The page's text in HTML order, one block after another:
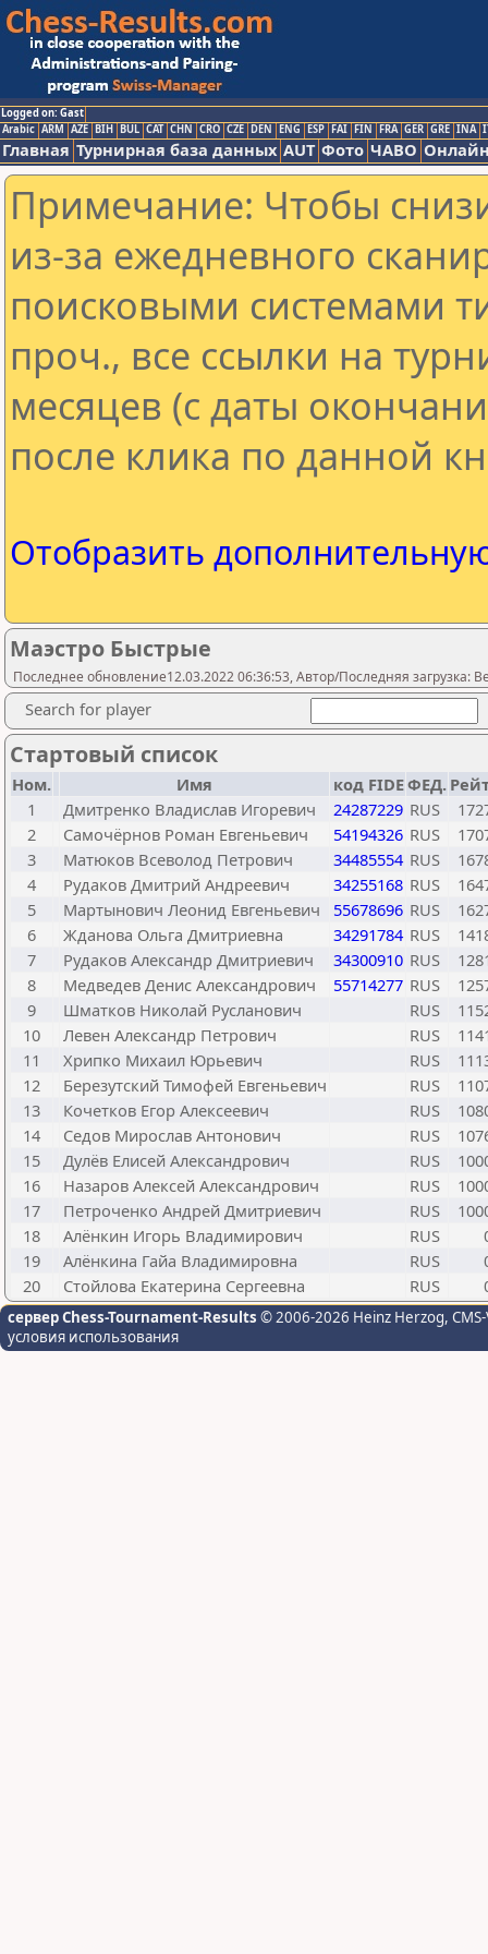
Logged on: Gast
Arabic ARM AZE BIH BUL CAT CHN CRO CZE DEN ENG ESP FAI FIN FRA GER GRE INA
Главная Турнирная база данных AUT Фото ЧАВО
Примечание: Чтобы
из-за ежедневного
поисковыми системами
проч., все ссылки на
месяцев (с даты
после клика по данной
Отобразить
Маэстро Быстрые
Последнее обновление12.03.2022 06:36:53, Автор/Последняя загрузка:
Search for player
Стартовый список
Ном. Имя код FIDEФЕД.
1
Дмитренко Владислав Игоревич 24287229 RUS
2
Самочёрнов Роман Евгеньевич 54194326 RUS
3
Матюков Всеволод Петрович 34485554 RUS
4
Рудаков Дмитрий Андреевич 34255168 RUS
5
Мартынович Леонид Евгеньевич 55678696 RUS
6
Жданова Ольга Дмитриевна 34291784 RUS
7
Рудаков Александр Дмитриевич 34300910 RUS
8
Медведев Денис Александрович 55714277 RUS
9
Шматков Николай Русланович RUS
10
Левен Александр Петрович RUS
11
Хрипко Михаил Юрьевич RUS
12
Березутский Тимофей Евгеньевич RUS
13
Кочетков Егор Алексеевич RUS
14
Седов Мирослав Антонович RUS
15
Дулёв Елисей Александрович RUS
16
Назаров Алексей Александрович RUS
17
Петроченко Андрей Дмитриевич RUS
18
Алёнкин Игорь Владимирович RUS
19
Алёнкина Гайа Владимировна RUS
20
Стойлова Екатерина Сергеевна RUS
сервер Chess-Tournament-Results © 2006-2026 Heinz Herzog,
условия использования